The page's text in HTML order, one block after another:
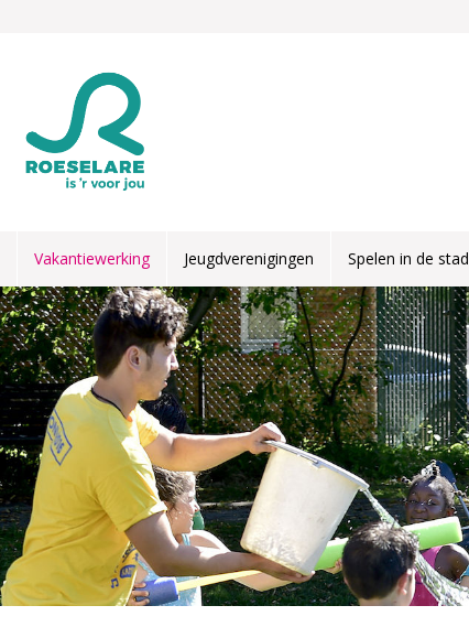
Vakantiewerking Jeugdverenigingen Spelen in de stad